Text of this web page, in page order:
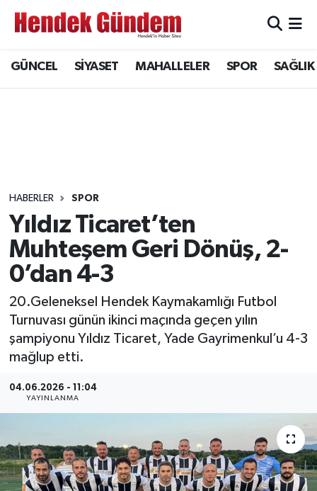
GÜNCEL SİYASET MAHALLELER SPOR SAĞLIK
HABERLER SPOR
Yıldız Ticaret’ten
Muhteşem Geri Dönüş, 2-
0’dan 4-3
20.Geleneksel Hendek Kaymakamlığı Futbol
Turnuvası günün ikinci maçında geçen yılın
şampiyonu Yıldız Ticaret, Yade Gayrimenkul’u 4-3
mağlup etti.
04.06.2026 - 11:04
YAYINLANMA
Sakarya Hava Durumu
Süper Lig Puan Durumu ve Fikstür
Tüm Manşetler
Son Dakika Haberleri
Haber Arşivi